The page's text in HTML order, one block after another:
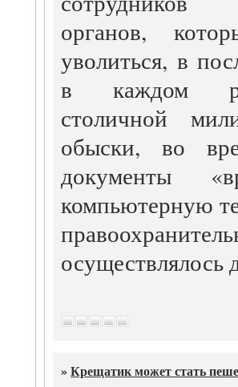
органов,
уволиться, в
в каждом
столичной
обыски, во
документы
компьютерную
осуществлялось
»Крещатик может стать